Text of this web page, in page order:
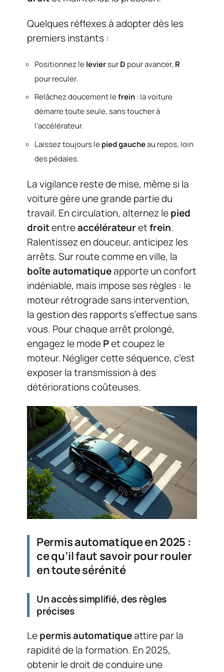
Quelques réflexes à adopter dès les
premiers instants :
Positionnez leleviersurD pour avancer, R
pour reculer.
Relâchez doucement lefrein: la voiture
démarre toute seule, sans toucher à
l’accélérateur.
Laissez toujours lepied gaucheau repos, loin
des pédales.
La vigilance reste de mise, même si la
voiture gère une grande partie du
travail. En circulation, alternez lepied
droitentreaccélérateuretfrein.
Ralentissez en douceur, anticipez les
arrêts. Sur route comme en ville, la
boîte automatiqueapporte un confort
indéniable, mais impose ses règles : le
moteur rétrograde sans intervention,
la gestion des rapports s’effectue sans
vous. Pour chaque arrêt prolongé,
engagez le modePet coupez le
moteur. Négliger cette séquence, c’est
exposer la transmission à des
détériorations coûteuses.
Permis automatique en 2025 :
ce qu’il faut savoir pour rouler
en toute sérénité
Un accès simplifié, des règles
précises
Lepermis automatiqueattire par la
rapidité de la formation. En 2025,
obtenir le droit de conduire une